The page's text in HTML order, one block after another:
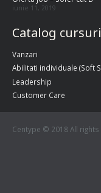
iunie 11, 2019
Catalog cursuri
Vanzari
Abilitati individuale (Soft
Leadership
Customer Care
Centype © 2018 All